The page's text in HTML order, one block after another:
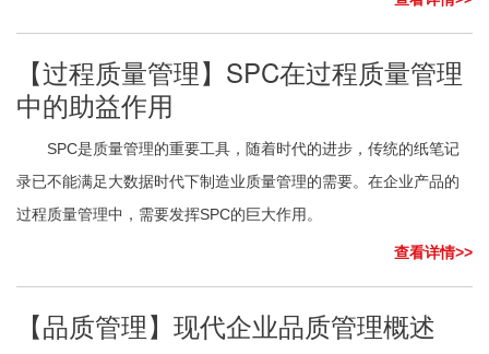
【过程质量管理】SPC在过程质量管理
中的助益作用
SPC是质量管理的重要工具，随着时代的进步，传统的纸笔记
录已不能满足大数据时代下制造业质量管理的需要。在企业产品的
过程质量管理中，需要发挥SPC的巨大作用。
查看详情>>
【品质管理】现代企业品质管理概述